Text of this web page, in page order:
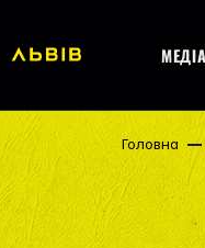
МЕДІА
Головна